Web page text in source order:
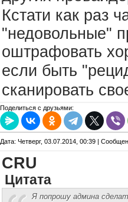
Кстати как раз
"недовольные"
оштрафовать
если быть
сканировать
Поделиться с друзьями:
Дата: Четверг, 03.07.2014, 00:39 |
CRU
Цитата
Я попрошу админа